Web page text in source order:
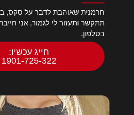
חרמנית שאוהבת לדבר על סקס,
תתקשר ותעזור לי לגמור, אני
בטלפון.
חייג עכשיו:
1901-725-322